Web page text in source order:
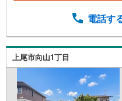
い、設計士との直通
条件がなく理想を形
電話す
上尾市向山1丁目